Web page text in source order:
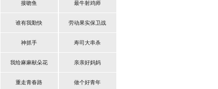
接吻鱼 最牛射鸡师
谁有我勤快 劳动果实保卫战
神抓手 寿司大串杀
我给麻麻献朵花 亲亲好妈妈
重走青春路 做个好青年